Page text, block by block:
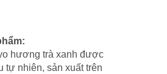
hương trà xanh được
tự nhiên, sản xuất trên